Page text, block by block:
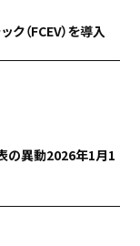
（FCEV）を導入
の異動2026年1月1